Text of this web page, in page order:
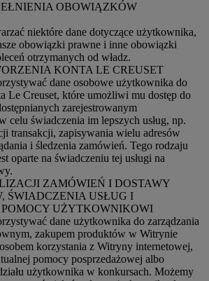
OBOWIĄZKÓW
niektóre dane dotyczące użytkownika,
obowiązki prawne i inne obowiązki
otrzymanych od władz.
KONTA LE CREUSET
dane osobowe użytkownika do
Le Creuset, które umożliwi mu dostęp do
zarejestrowanym
celu świadczenia im lepszych usług, np.
transakcji, zapisywania wielu adresów
i śledzenia zamówień. Tego rodzaju
oparte na świadczeniu tej usługi na
ZAMÓWIEŃ I DOSTAWY
ŚWIADCZENIA USŁUG I
UŻYTKOWNIKOWI
dane użytkownika do zarządzania
zakupem produktów w Witrynie
korzystania z Witryny internetowej,
pomocy posprzedażowej albo
użytkownika w konkursach. Możemy